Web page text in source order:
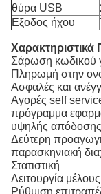
θύρα USB
Εξοδος ήχου
Χαρακτηριστικά
Σάρωση κωδικού
Πληρωμή στην
Ασφαλές και
Αγορές self
πρόγραμμα
υψηλής απόδοσης
Δεύτερη
παρασκηνιακή
Στατιστική
Λειτουργία μέλους
Ρύθμιση